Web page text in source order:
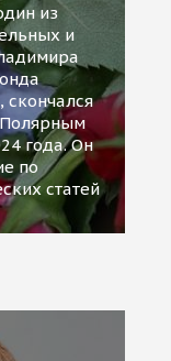
из
и
года. Он
по
статей